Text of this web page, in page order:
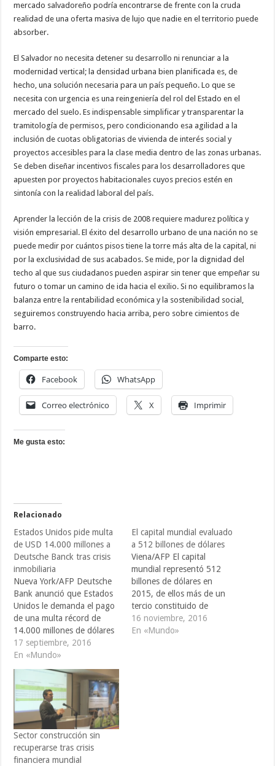
mercado salvadoreño podría encontrarse de frente con la cruda
realidad de una oferta masiva de lujo que nadie en el territorio puede
absorber.
​El Salvador no necesita detener su desarrollo ni renunciar a la
modernidad vertical; la densidad urbana bien planificada es, de
hecho, una solución necesaria para un país pequeño. Lo que se
necesita con urgencia es una reingeniería del rol del Estado en el
mercado del suelo. Es indispensable simplificar y transparentar la
tramitología de permisos, pero condicionando esa agilidad a la
inclusión de cuotas obligatorias de vivienda de interés social y
proyectos accesibles para la clase media dentro de las zonas urbanas.
Se deben diseñar incentivos fiscales para los desarrolladores que
apuesten por proyectos habitacionales cuyos precios estén en
sintonía con la realidad laboral del país.
​Aprender la lección de la crisis de 2008 requiere madurez política y
visión empresarial. El éxito del desarrollo urbano de una nación no se
puede medir por cuántos pisos tiene la torre más alta de la capital, ni
por la exclusividad de sus acabados. Se mide, por la dignidad del
techo al que sus ciudadanos pueden aspirar sin tener que empeñar su
futuro o tomar un camino de ida hacia el exilio. Si no equilibramos la
balanza entre la rentabilidad económica y la sostenibilidad social,
seguiremos construyendo hacia arriba, pero sobre cimientos de
barro.
Comparte esto:
Facebook WhatsApp
Correo electrónico X Imprimir
Me gusta esto:
Relacionado
Estados Unidos pide multa
de USD 14.000 millones a
Deutsche Banck tras crisis
inmobiliaria
Nueva York/AFP Deutsche
Bank anunció que Estados
Unidos le demanda el pago
de una multa récord de
14.000 millones de dólares
para poner fin a un litigio
inmobiliario que se remonta
a la crisis financiera de
2008, originada con bonos
hipotecarios. "Confirmamos
las especulaciones de los
mercados de que el…
17 septiembre, 2016
En «Mundo»
El capital mundial evaluado
a 512 billones de dólares
Viena/AFP El capital
mundial representó 512
billones de dólares en
2015, de ellos más de un
tercio constituido de
créditos, según un estudio
publicado el miércoles por
16 noviembre, 2016
En «Mundo»
Sector construcción sin
recuperarse tras crisis
financiera mundial